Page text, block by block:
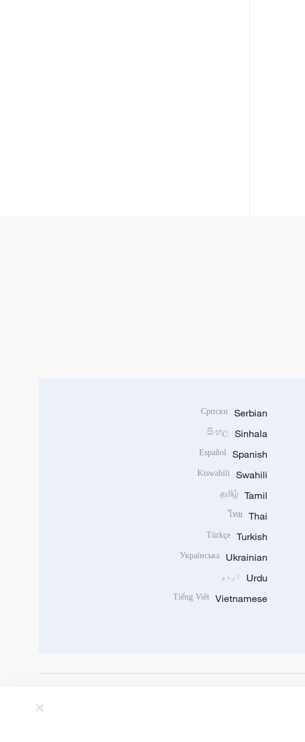
Serbian
Српски
Sinhala
සිංහල
Spanish
Español
Swahili
Kiswahili
Tamil
தமிழ்
Thai
ไทย
Turkish
Türkçe
Ukrainian
Українська
Urdu اردو
Vietnamese
Tiếng Việt